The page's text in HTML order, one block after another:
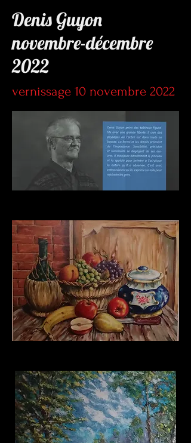
Denis Guyon
novembre-décembre
2022
vernissage 10 novembre 2022